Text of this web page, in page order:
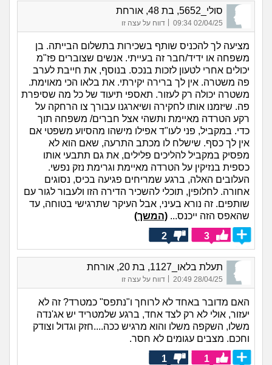
סולי_5652, בת 48, אורחת
02/04/25 09:34
| דווח על עצה זו
מציעה לך להכניס שותף בשכירות בתשלום הבייתה. בן
משפחה או ידיד/חבר זה בעייתי. אנשים שצוברים פז"מ
יכולים אחרי לטעון לזכות בנכס. בנוסף, את חייבת לערב
פה משטרה. אין לך ברירה יקירתי. את בלאו הכי מאוימת.
משטרה יכולה רק לעזור. תאספי תיעוד של כל מה שסיפרת
פה. שיזמנו אותו לחקירה ושיארגנו עבורך צו הרחקה על
רקע הטרדה מאיימת ותשהי אצל חברים/ משפחה תוך
כדי. במקביל, פני לעו"ד אפילו מישהו מהסיוע משפטי אם
אין לך כסף. שישלח לו מכתב התרעה, שאם הוא לא
מפסיק במקביל להליכים פלילים, את גם תתבעי אותו
כספית בנזיקין על הטרדה מאיימת וגרימת נזק נפשי.
העלובים האלה, ברגע שמריחים פגיעה בכיס, נסוגים
אחורה. לחלופין, תוכלי להשכיר הדירה הזו ולעבור לגור עם
שותפים. זה נורא בעיני, אבל העיקר שתרגישי בטוחה, עד
שהאפס הזה ייכנס... (המשך)
3
2
תעלת בלאו_1127, בת 20, אורחת
28/04/25 20:49
| דווח על עצה זו
האם מדובר באחד לא לרוחך ו"נתפס" כמטרד? זה לא
יעזור, אולי לא רק לצד אחד, ברגע שלמטריד יש אג'נדה
משלו, השקפה משלו והוא מרגיש ככה....חזק וגדול וצודק
וחכם. מצבים עגומים לא חסר.
1
1